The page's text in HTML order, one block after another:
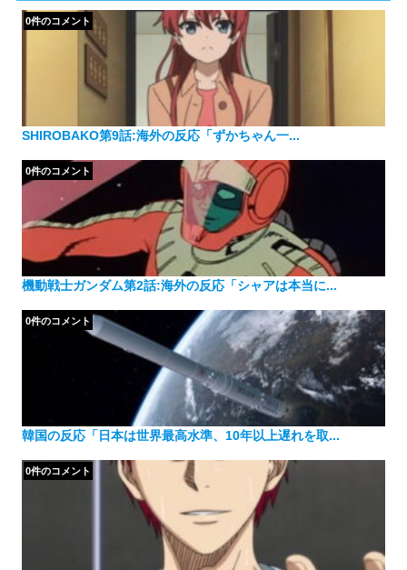
ー
SHIROBAKO第9話:海外の反応「ずかちゃん一...
0件のコメント
機動戦士ガンダム第2話:海外の反応「シャアは本当に...
0件のコメント
韓国の反応「日本は世界最高水準、10年以上遅れを取...
0件のコメント
0件のコメント